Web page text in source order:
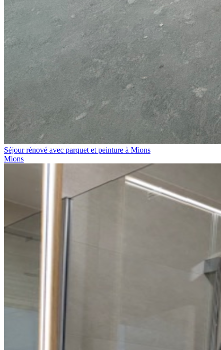
Séjour rénové avec parquet et peinture à Mions
Mions